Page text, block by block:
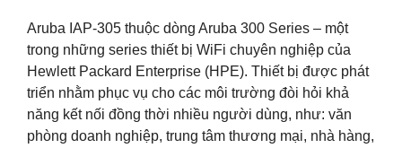
Aruba IAP-305 thuộc dòng Aruba 300 Series – một
trong những series thiết bị WiFi chuyên nghiệp của
Hewlett Packard Enterprise (HPE). Thiết bị được phát
triển nhằm phục vụ cho các môi trường đòi hỏi khả
năng kết nối đồng thời nhiều người dùng, như: văn
phòng doanh nghiệp, trung tâm thương mại, nhà hàng,